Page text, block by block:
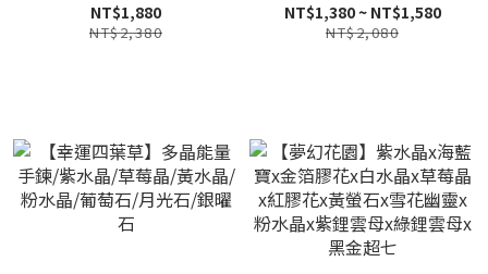
NT$1,880
NT$2,380
能量事業手鍊
NT$1,380 ~ NT$1,580
NT$2,080